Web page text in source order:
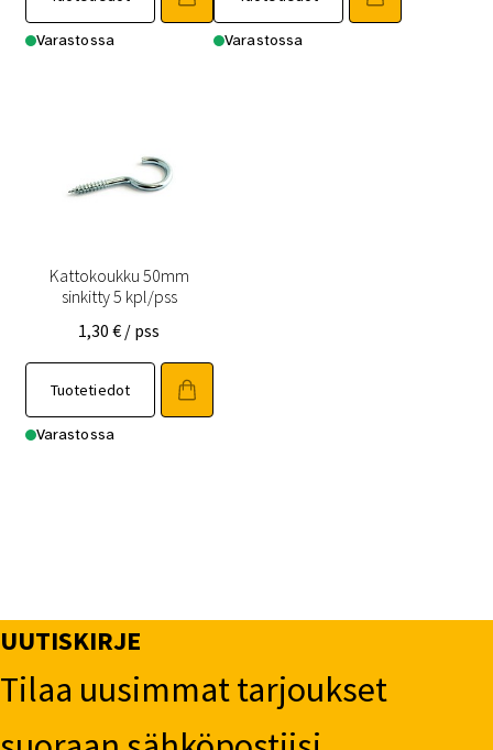
Varastossa Varastossa
Kattokoukku 50mm
sinkitty 5 kpl/pss
1,30€ / pss
Tuotetiedot
Varastossa
UUTISKIRJE
Tilaa uusimmat tarjoukset